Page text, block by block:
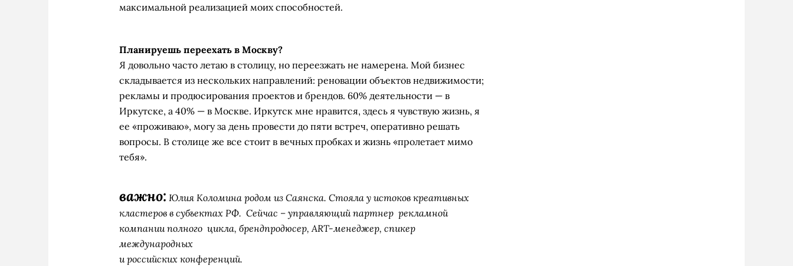
максимальной реализацией моих способностей.
Планируешь переехать в Москву?
Я довольно часто летаю в столицу, но переезжать не намерена. Мой бизнес
складывается из нескольких направлений: реновации объектов недвижимости;
рекламы и продюсирования проектов и брендов. 60% деятельности — в
Иркутске, а 40% — в Москве. Иркутск мне нравится, здесь я чувствую жизнь, я
ее «проживаю», могу за день провести до пяти встреч, оперативно решать
вопросы. В столице же все стоит в вечных пробках и жизнь «пролетает мимо
тебя».
важно: Юлия Коломина родом из Саянска. Стояла у истоков креативных
кластеров в субъектах РФ. Сейчас – управляющий партнер рекламной
компании полного цикла, брендпродюсер, ART-менеджер, спикер
международных
и российских конференций.